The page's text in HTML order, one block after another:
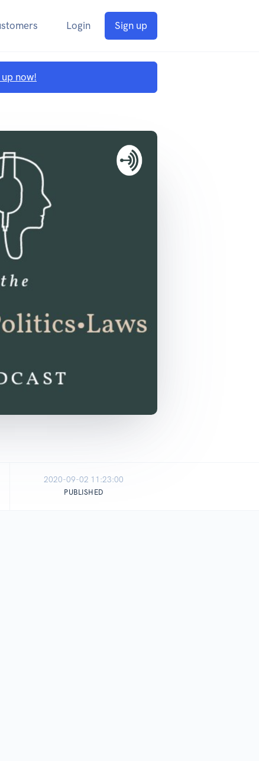
Login Sign up
up now!
2020-09-02 11:23:00
PUBLISHED